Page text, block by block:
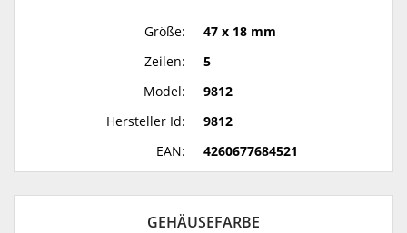
Größe:
47 x 18 mm
Zeilen:
5
Model:
9812
Hersteller Id:
9812
EAN:
4260677684521
GEHÄUSEFARBE